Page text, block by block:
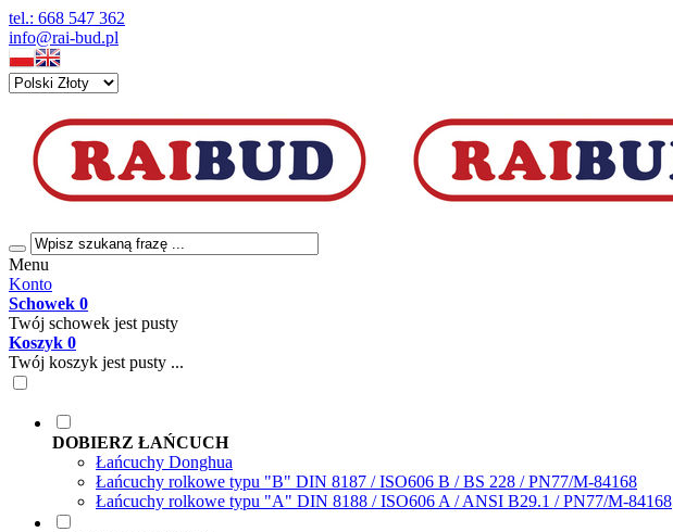
tel.: 668 547 362
info@rai-bud.pl
Menu
Konto
Schowek 0
Twój schowek jest pusty
Koszyk 0
Twój koszyk jest pusty ...
DOBIERZ ŁAŃCUCH
Łańcuchy Donghua
Łańcuchy rolkowe typu "B" DIN 8187 / ISO606 B / BS 228 / PN77/M-84168
Łańcuchy rolkowe typu "A" DIN 8188 / ISO606 A / ANSI B29.1 / PN77/M-84168